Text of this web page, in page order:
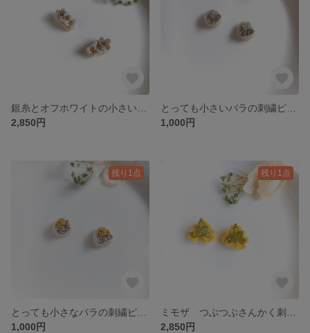
2,850円
1,000円
残り1点
1,000円
残り1点
2,850円